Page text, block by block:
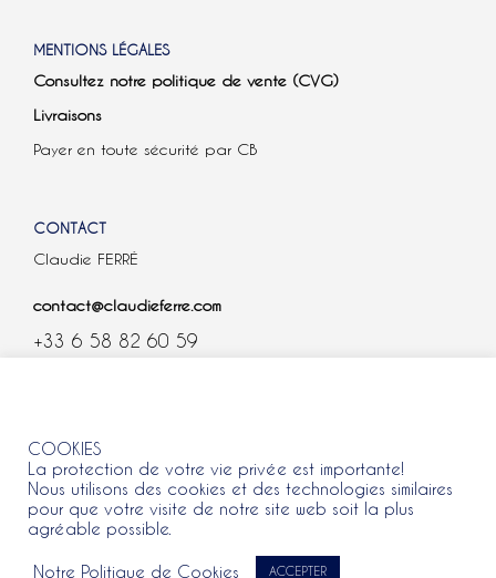
MENTIONS LÉGALES
Consultez notre politique de vente (CVG)
Livraisons
Payer en toute sécurité par CB
CONTACT
Claudie FERRÉ
contact@claudieferre.com
+33 6 58 82 60 59
COOKIES
La protection de votre vie privée est importante!
Nous utilisons des cookies et des technologies similaires
pour que votre visite de notre site web soit la plus
agréable possible.
Notre Politique de Cookies ACCEPTER